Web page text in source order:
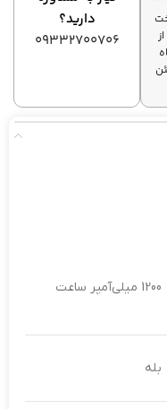
دارید؟
09332700706
1200 میلی‌آمپر ساعت
بله